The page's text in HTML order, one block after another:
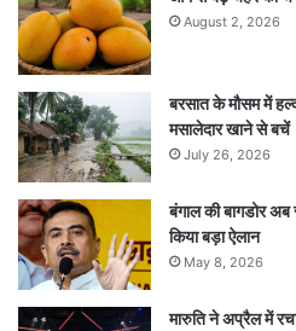
August 2, 2026
बरसात के मौसम में
मसालेदार खाने से बचें
July 26, 2026
बंगाल की बागडोर
किया बड़ा ऐलान
May 8, 2026
मारुति ने अप्रैल में